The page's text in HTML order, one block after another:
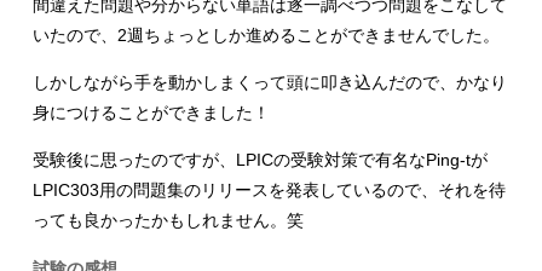
間違えた問題や分からない単語は逐一調べつつ問題をこなして
いたので、2週ちょっとしか進めることができませんでした。
しかしながら手を動かしまくって頭に叩き込んだので、かなり
身につけることができました！
受験後に思ったのですが、LPICの受験対策で有名なPing-tが
LPIC303用の問題集のリリースを発表しているので、それを待
っても良かったかもしれません。笑